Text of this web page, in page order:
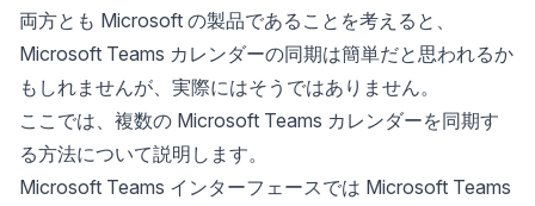
両方とも Microsoft の製品であることを考えると、
Microsoft Teams カレンダーの同期は簡単だと思われるか
もしれませんが、実際にはそうではありません。
ここでは、複数の Microsoft Teams カレンダーを同期す
る方法について説明します。
Microsoft Teams インターフェースでは Microsoft Teams